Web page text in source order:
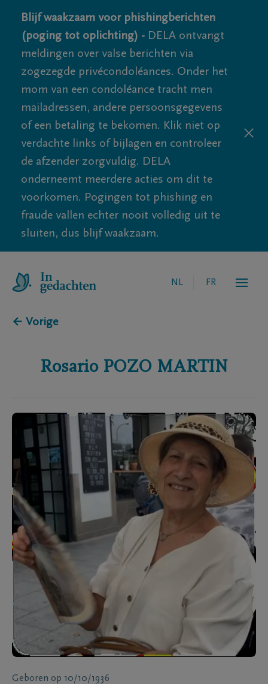
Blijf waakzaam voor phishingberichten
(poging tot oplichting) - DELA ontvangt
meldingen over valse berichten via
zogezegde privécondoléances. Onder het
mom van een condoléance tracht men
mailadressen, andere persoonsgegevens
of een betaling te bekomen. Klik niet op
verdachte links of bijlagen en controleer
de afzender zorgvuldig. DELA
onderneemt meerdere acties om dit te
voorkomen. Pogingen tot phishing en
fraude vallen echter nooit volledig uit te
sluiten, dus blijf waakzaam.
NL FR
← Vorige
Rosario POZO MARTIN
Geboren op 10/10/1936